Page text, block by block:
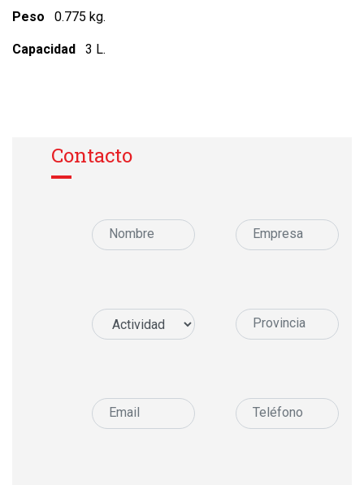
Peso 0.775 kg.
Capacidad 3 L.
Contacto